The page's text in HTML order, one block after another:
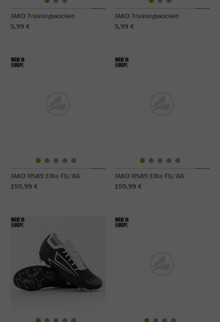
JAKO Trainingssocken
5,99 €
JAKO Trainingssocken
5,99 €
JAKO RS89 Elite FG/AG
159,99 €
JAKO RS89 Elite FG/AG
159,99 €